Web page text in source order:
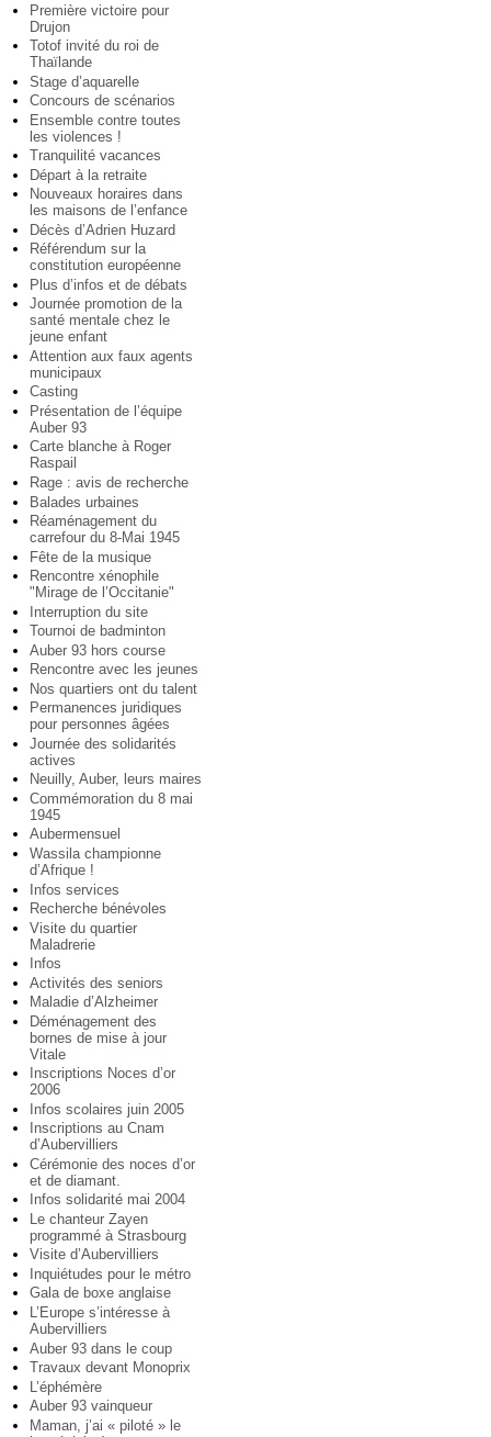
Première victoire pour
Drujon
Totof invité du roi de
Thaïlande
Stage d’aquarelle
Concours de scénarios
Ensemble contre toutes
les violences !
Tranquilité vacances
Départ à la retraite
Nouveaux horaires dans
les maisons de l’enfance
Décès d’Adrien Huzard
Référendum sur la
constitution européenne
Plus d’infos et de débats
Journée promotion de la
santé mentale chez le
jeune enfant
Attention aux faux agents
municipaux
Casting
Présentation de l’équipe
Auber 93
Carte blanche à Roger
Raspail
Rage : avis de recherche
Balades urbaines
Réaménagement du
carrefour du 8-Mai 1945
Fête de la musique
Rencontre xénophile
"Mirage de l’Occitanie"
Interruption du site
Tournoi de badminton
Auber 93 hors course
Rencontre avec les jeunes
Nos quartiers ont du talent
Permanences juridiques
pour personnes âgées
Journée des solidarités
actives
Neuilly, Auber, leurs maires
Commémoration du 8 mai
1945
Aubermensuel
Wassila championne
d’Afrique !
Infos services
Recherche bénévoles
Visite du quartier
Maladrerie
Infos
Activités des seniors
Maladie d’Alzheimer
Déménagement des
bornes de mise à jour
Vitale
Inscriptions Noces d’or
2006
Infos scolaires juin 2005
Inscriptions au Cnam
d’Aubervilliers
Cérémonie des noces d’or
et de diamant.
Infos solidarité mai 2004
Le chanteur Zayen
programmé à Strasbourg
Visite d’Aubervilliers
Inquiétudes pour le métro
Gala de boxe anglaise
L’Europe s’intéresse à
Aubervilliers
Auber 93 dans le coup
Travaux devant Monoprix
L’éphémère
Auber 93 vainqueur
Maman, j’ai « piloté » le